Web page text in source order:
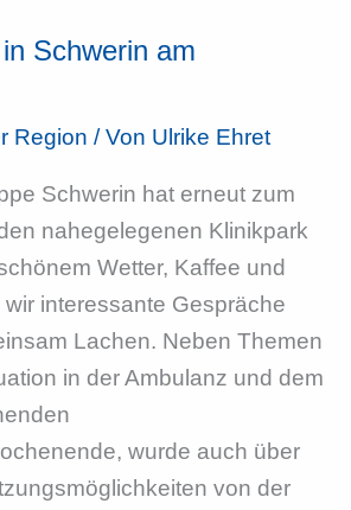
Schwerin am
Region / Von Ulrike Ehret
Schwerin hat erneut zum
nahegelegenen Klinikpark
Wetter, Kaffee und
interessante Gespräche
Lachen. Neben Themen
in der Ambulanz und dem
wurde auch über
von der